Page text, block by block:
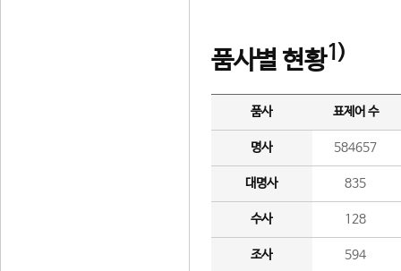
품사별 현황1)
품사 표제어 수
명사 584657
대명사 835
수사 128
조사 594